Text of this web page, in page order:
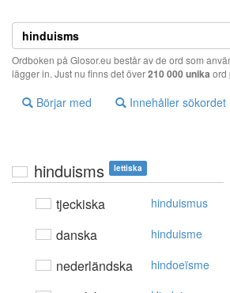
Ordboken på Glosor.eu består av de ord som
lägger in. Just nu finns det över210 000 unika ord
Börjar med Innehåller sökordet
hinduisms lettiska
tjeckiska hinduismus
danska hinduisme
nederländska hindoeïsme